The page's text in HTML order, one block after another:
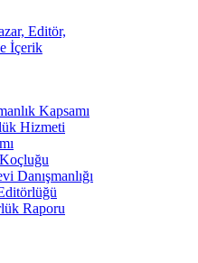
Kapsamı
Hizmeti
Danışmanlığı
Raporu